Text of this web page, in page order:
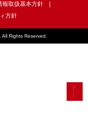
報取扱基本方針
方針
Rights Reserved.